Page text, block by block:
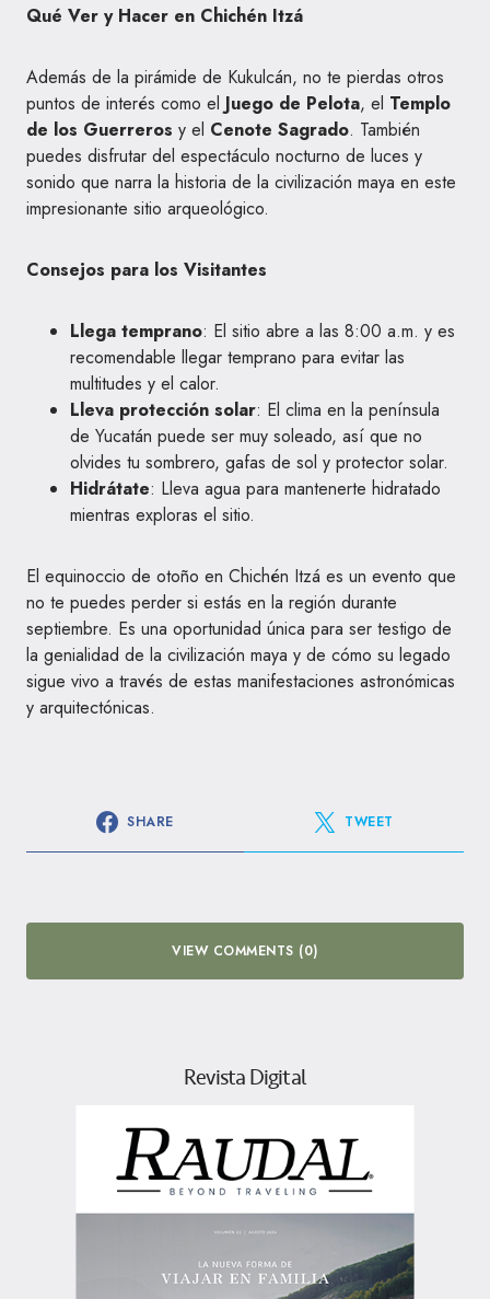
Qué Ver y Hacer en Chichén Itzá
Además de la pirámide de Kukulcán, no te pierdas otros
puntos de interés como el Juego de Pelota, el Templo
de los Guerreros y el Cenote Sagrado. También
puedes disfrutar del espectáculo nocturno de luces y
sonido que narra la historia de la civilización maya en este
impresionante sitio arqueológico.
Consejos para los Visitantes
Llega temprano: El sitio abre a las 8:00 a.m. y es
recomendable llegar temprano para evitar las
multitudes y el calor.
Lleva protección solar: El clima en la península
de Yucatán puede ser muy soleado, así que no
olvides tu sombrero, gafas de sol y protector solar.
Hidrátate: Lleva agua para mantenerte hidratado
mientras exploras el sitio.
El equinoccio de otoño en Chichén Itzá es un evento que
no te puedes perder si estás en la región durante
septiembre. Es una oportunidad única para ser testigo de
la genialidad de la civilización maya y de cómo su legado
sigue vivo a través de estas manifestaciones astronómicas
y arquitectónicas.
SHARE TWEET
VIEW COMMENTS (0)
Revista Digital